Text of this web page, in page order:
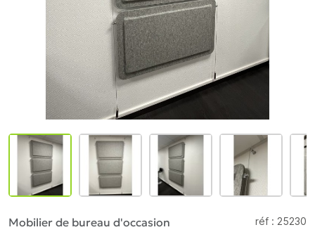
Mobilier de bureau d'occasion réf : 25230